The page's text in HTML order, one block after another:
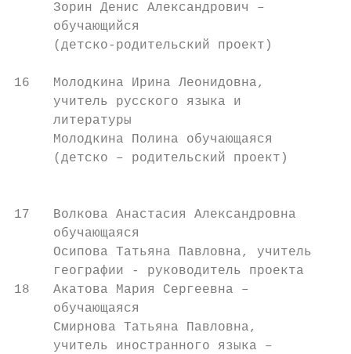
Зорин Денис Александрович –
обучающийся
(детско-родительский проект)
16   Молодкина Ирина Леонидовна,
учитель русского языка и
литературы
Молодкина Полина обучающаяся
(детско – родительский проект)
17   Волкова Анастасия Александровна
обучающаяся
Осипова Татьяна Павловна, учитель
     географии - руководитель проекта
18   Акатова Мария Сергеевна –
обучающаяся
Смирнова Татьяна Павловна,
учитель иностранного языка –